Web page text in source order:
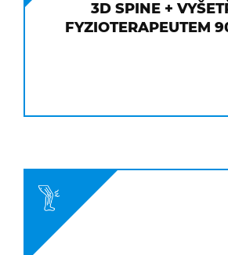
3D SPINE +
FYZIOTERAPEUTEM